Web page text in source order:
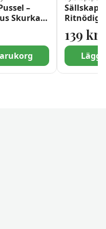
–
Skurkar:
bitar
139 kr
Lägg